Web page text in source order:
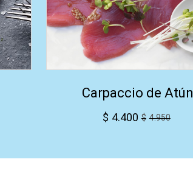
Carpaccio de Atún
$ 4.950
$ 4.400